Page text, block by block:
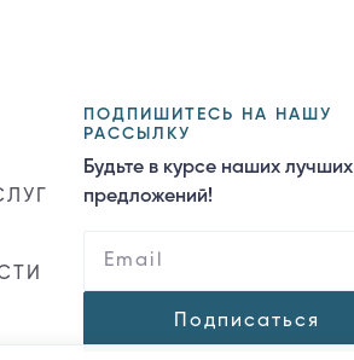
ПОДПИШИТЕСЬ НА НАШУ
РАССЫЛКУ
Будьте в курсе наших лучших
предложений!
Подписаться